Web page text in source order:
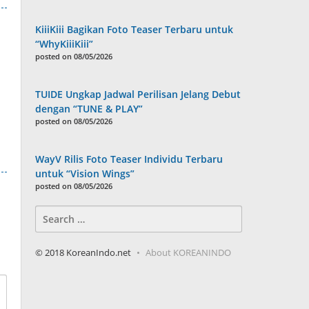
KiiiKiii Bagikan Foto Teaser Terbaru untuk
“WhyKiiiKiii”
posted on 08/05/2026
TUIDE Ungkap Jadwal Perilisan Jelang Debut
dengan “TUNE & PLAY”
posted on 08/05/2026
WayV Rilis Foto Teaser Individu Terbaru
untuk “Vision Wings”
posted on 08/05/2026
for:
© 2018 KoreanIndo.net About KOREANINDO